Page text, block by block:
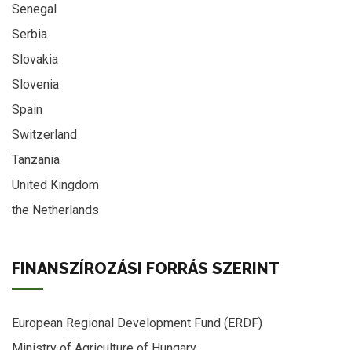
Senegal
Serbia
Slovakia
Slovenia
Spain
Switzerland
Tanzania
United Kingdom
the Netherlands
FINANSZÍROZÁSI FORRÁS SZERINT
European Regional Development Fund (ERDF)